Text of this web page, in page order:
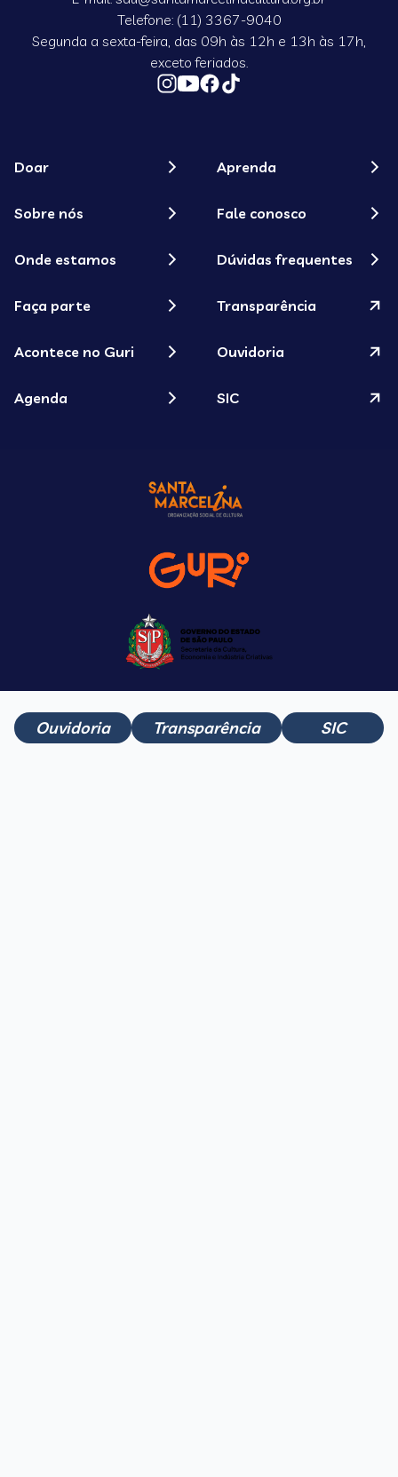
Telefone: (11) 3367-9040
Segunda a sexta-feira, das 09h às 12h e 13h às 17h,
exceto feriados.
Doar
Sobre nós
Onde estamos
Faça parte
Acontece no Guri
Agenda
Aprenda
Fale conosco
Dúvidas frequentes
Transparência
Ouvidoria
SIC
Ouvidoria Transparência SIC